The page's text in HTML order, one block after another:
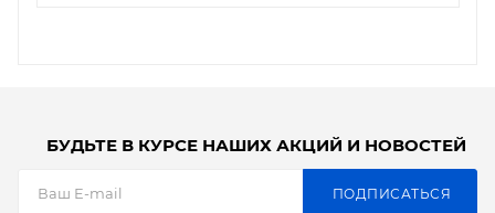
БУДЬТЕ В КУРСЕ НАШИХ АКЦИЙ И НОВОСТЕЙ
ПОДПИСАТЬСЯ